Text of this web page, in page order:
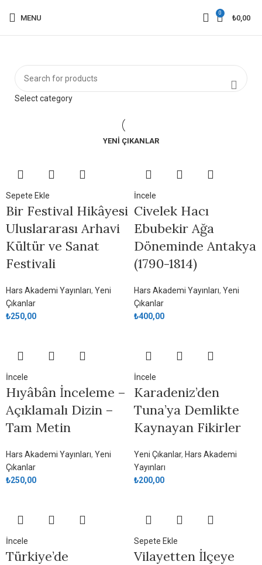
MENU
0
₺0,00
Select category
YENI ÇIKANLAR
Sepete Ekle
Bir Festival Hikâyesi
Uluslararası Arhavi
Kültür ve Sanat
Festivali
Hars Akademi Yayınları,Yeni
Çıkanlar
₺250,00
İncele
Civelek Hacı
Ebubekir Ağa
Döneminde Antakya
(1790-1814)
Hars Akademi Yayınları, Yeni
Çıkanlar
₺400,00
İncele
Hıyâbân İnceleme –
Açıklamalı Dizin –
Tam Metin
Hars Akademi Yayınları,Yeni
Çıkanlar
₺250,00
İncele
Karadeniz’den
Tuna’ya Demlikte
Kaynayan Fikirler
Yeni Çıkanlar, Hars Akademi
Yayınları
₺200,00
İncele
Türkiye’de
Sepete Ekle
Vilayetten İlçeye